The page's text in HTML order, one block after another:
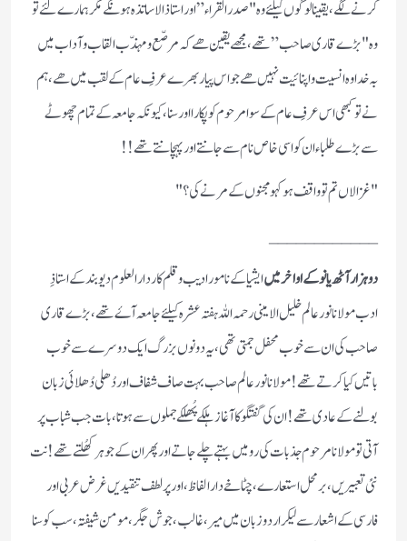
کرنے لگے ، یقینا لوگوں کیلئے وہ "صدر القراء” اور استاذ الاساتذہ ہونگے مگر ہمارے لئے تو
وہ "بڑے قاری صاحب” تھے ، مجھے یقین ھے کہ مرصّع و مہذّب القاب و آداب میں
بہ خدا وہ انسیت و اپنائیت نہیں ھے جو اس پیار بھرے عرفِ عام کے لقب میں ھے ، ہم
نے تو کبھی اس عرفِ عام کے سوا مرحوم کو پکارا اور سنا ، کیونکہ جامعہ کے تمام چھوٹے
سے بڑے طلباء ان کو اسی خاص نام سے جانتے اور پہچانتے تھے!!
"غزالاں تم تو واقف ہو کہو مجنوں کے مرنے کی ؟ "
دوہزار آٹھ یا نو کے اواخر میںایشیا کے نامور ادیب و قلم کار دارالعلوم دیوبند کے استاذِ
ادب مولانا نور عالم خلیل الامینی رحمہ اللہ ہفتہ عشرہ کیلئے جامعہ آۓ تھے ،بڑے قاری
صاحب کی ان سے خوب محفل جمتی تھی ، یہ دونوں بزرگ ایک دوسرے سے خوب
باتیں کیا کرتے تھے! مولانا نور عالم صاحب بہت صاف شفاف اور دُھلی دُھلائی زبان
بولنے کے عادی تھے! ان کی گفتگو کا آغاز ہلکے پُھلکے جملوں سے ہوتا ،بات جب شباب پر
آتی تو مولانا مرحوم جذبات کی رو میں بہتے چلے جاتے اور پھر ان کے جوہر کھُلتے تھے! نت
نئی تعبیریں ، بر محل استعارے ،چٹاخے دار الفاظ ،اور پر لطف تنقیدیں غرض عربی اور
فارسی کے اشعار سے لیکر اردو زبان میں میر ،غالب،جوش جگر ،مومن شیفتہ ،سب کو سنا